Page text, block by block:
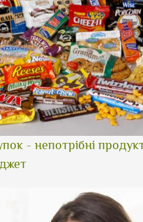
- непотрібні